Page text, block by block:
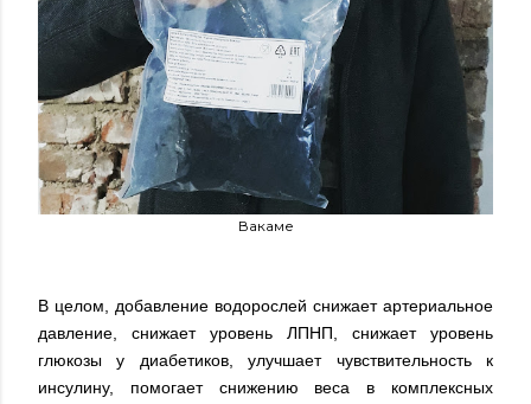
Вакаме
В целом, добавление водорослей снижает артериальное
давление, снижает уровень ЛПНП, снижает уровень
глюкозы у диабетиков, улучшает чувствительность к
инсулину, помогает снижению веса в комплексных